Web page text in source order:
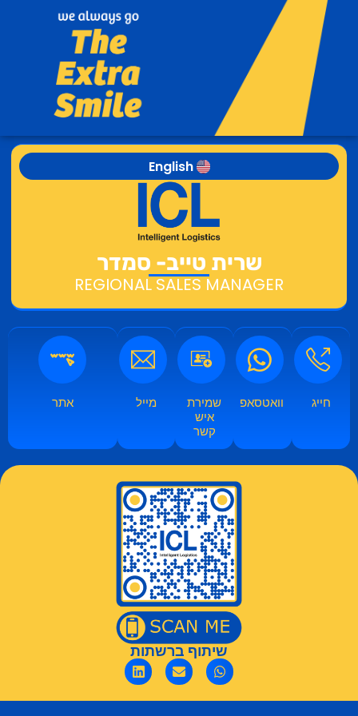
English
שרית טייב- סמדר
REGIONAL SALES MANAGER
חייג וואטסאפ
שמירת
איש
קשר​
מייל אתר
שיתוף ברשתות